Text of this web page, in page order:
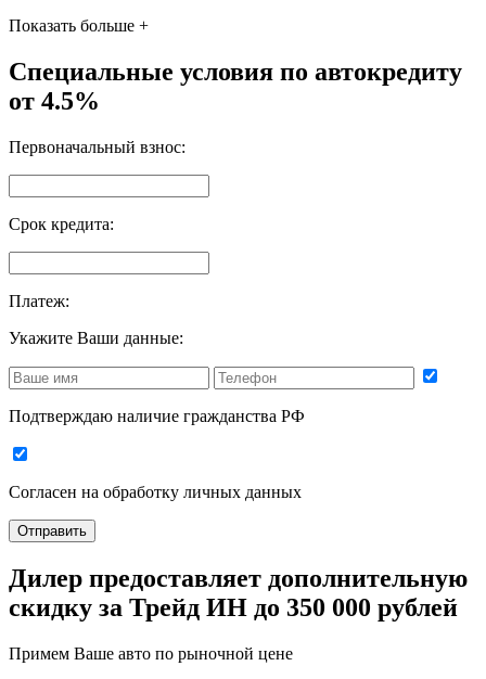
Показать больше +
Специальные условия по автокредиту
от 4.5%
Первоначальный взнос:
Срок кредита:
Платеж:
Укажите Ваши данные:
Подтверждаю наличие гражданства РФ
Согласен на обработку личных данных
Отправить
Дилер предоставляет дополнительную
скидку за Трейд ИН до 350 000 рублей
Примем Ваше авто по рыночной цене